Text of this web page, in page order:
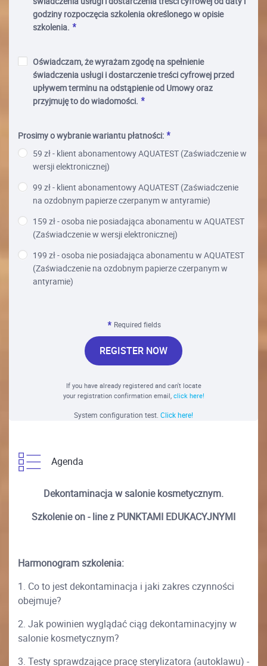
godziny rozpoczęcia szkolenia określonego w opisie
szkolenia.
Oświadczam, że wyrażam zgodę na spełnienie
świadczenia usługi i dostarczenie treści cyfrowej przed
upływem terminu na odstąpienie od Umowy oraz
przyjmuję to do wiadomości.
Prosimy o wybranie wariantu płatności:
59 zł - klient abonamentowy AQUATEST (Zaświadczenie w
wersji elektronicznej)
99 zł - klient abonamentowy AQUATEST (Zaświadczenie
na ozdobnym papierze czerpanym w antyramie)
159 zł - osoba nie posiadająca abonamentu w AQUATEST
(Zaświadczenie w wersji elektronicznej)
199 zł - osoba nie posiadająca abonamentu w AQUATEST
(Zaświadczenie na ozdobnym papierze czerpanym w
antyramie)
Required fields
REGISTER NOW
If you have already registered and can't locate
your registration confirmation email, click here!
System configuration test. Click here!
Agenda
Dekontaminacja w salonie kosmetycznym.
Szkolenie on - line z PUNKTAMI EDUKACYJNYMI
Harmonogram szkolenia:
1. Co to jest dekontaminacja i jaki zakres czynności
obejmuje?
2. Jak powinien wyglądać ciąg dekontaminacyjny w
salonie kosmetycznym?
3. Testy sprawdzające pracę sterylizatora (autoklawu) -